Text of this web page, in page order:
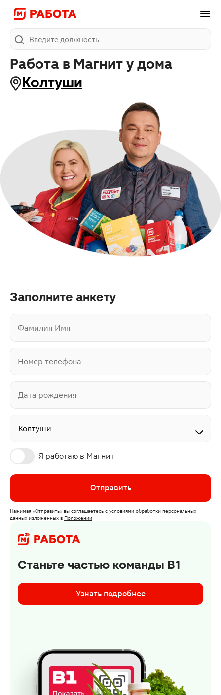
Работа в Магнит у дома
Колтуши
Заполните анкету
Фамилия Имя
Номер телефона
Дата рождения
Я работаю в Магнит
Отправить
Нажимая «Отправить» вы соглашаетесь с условиями обработки персональных
данных изложенных в Положении
Станьте частью команды В1
Узнать подробнее